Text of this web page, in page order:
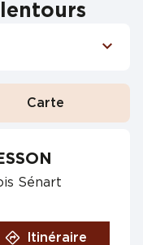
Carte
Sénart
Itinéraire